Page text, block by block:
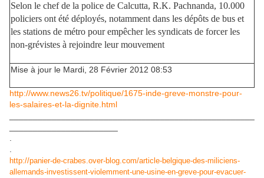
Selon le chef de la police de Calcutta, R.K. Pachnanda, 10.000
policiers ont été déployés, notamment dans les dépôts de bus et
les stations de métro pour empêcher les syndicats de forcer les
non-grévistes à rejoindre leur mouvement
Mise à jour le Mardi, 28 Février 2012 08:53
http://www.news26.tv/politique/1675-inde-greve-monstre-pour-
les-salaires-et-la-dignite.html
http://panier-de-crabes.over-blog.com/article-belgique-des-miliciens-
allemands-investissent-violemment-une-usine-en-greve-pour-evacuer-